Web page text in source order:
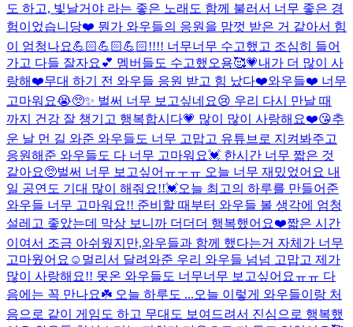
도 하고, 빛날거야 라는 좋은 노래도 함께 불러서 너무 좋은 경
험이었습니당❤️ 뭔가 와우들의 응원을 맘껏 받은 거 같아서 힘
이 엄청나요💪🏻💪🏻💪🏻!!!! 너무너무 수고했고 조심히 들어
가고 다들 잘자요💕 멤버들도 수고했오용🥰💗내가 더 많이 사
랑해❤️무대 하기 전 와우들 응원 받고 힘 났다❤️와우들❤️ 너무
고마워요😭🥺✨ 벌써 너무 보고싶네요😢 우리 다시 만날 때
까지 건강 잘 챙기고 행복합시다💗 많이 많이 사랑해요❤️😘추
운 날 먼 길 와준 와우들도 너무 고맙고 유튜브로 지켜봐주고
응원해준 와우들도 다 너무 고마워요💓 한시간 너무 짧은 것
같아요🥺벌써 너무 보고싶어ㅠㅜㅠ 오늘 너무 재밌었어요 내
일 공연도 기대 많이 해줘요!!💓오늘 최고의 하루를 만들어준
와우들 너무 고마워요!! 준비할 때부터 와우들 볼 생각에 엄청
설레고 좋았는데 막상 보니까 더더더 행복했어요❤️짧은 시간
이여서 조금 아쉬웠지만,와우들과 함께 했다는거 자체가 너무
고마웠어요☺️멀리서 달려와준 우리 와우들 넘넘 고맙고 제가
많이 사랑해요!! 못온 와우들도 너무너무 보고싶어요ㅠㅠ 다
음에는 꼭 만나요☘️ 오늘 하루도 ...오늘 이렇게 와우들이랑 처
음으로 같이 게임도 하고 무대도 보여드려서 진심으로 행복했